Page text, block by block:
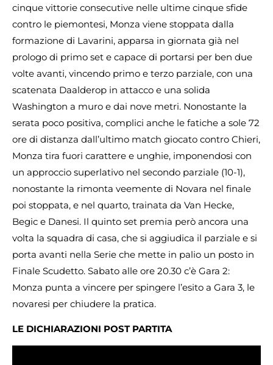
cinque vittorie consecutive nelle ultime cinque sfide
contro le piemontesi, Monza viene stoppata dalla
formazione di Lavarini, apparsa in giornata già nel
prologo di primo set e capace di portarsi per ben due
volte avanti, vincendo primo e terzo parziale, con una
scatenata Daalderop in attacco e una solida
Washington a muro e dai nove metri. Nonostante la
serata poco positiva, complici anche le fatiche a sole 72
ore di distanza dall’ultimo match giocato contro Chieri,
Monza tira fuori carattere e unghie, imponendosi con
un approccio superlativo nel secondo parziale (10-1),
nonostante la rimonta veemente di Novara nel finale
poi stoppata, e nel quarto, trainata da Van Hecke,
Begic e Danesi. Il quinto set premia però ancora una
volta la squadra di casa, che si aggiudica il parziale e si
porta avanti nella Serie che mette in palio un posto in
Finale Scudetto. Sabato alle ore 20.30 c’è Gara 2:
Monza punta a vincere per spingere l’esito a Gara 3, le
novaresi per chiudere la pratica.
LE DICHIARAZIONI POST PARTITA